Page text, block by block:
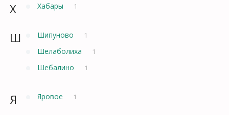
Х Хабары 1
Ш Шипуново 1
Шелаболиха 1
Шебалино 1
Я Яровое 1